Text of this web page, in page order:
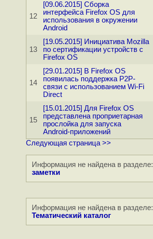
12
[09.06.2015] Сборка
интерфейса Firefox OS для
использования в окружении
Android
13
[19.05.2015] Инициатива Mozilla
по сертификации устройств с
Firefox OS
14
[29.01.2015] В Firefox OS
появилась поддержка P2P-
связи с использованием Wi-Fi
Direct
15
[15.01.2015] Для Firefox OS
представлена проприетарная
прослойка для запуска
Android-приложений
Следующая страница >>
Информация не найдена в разделе:
заметки
Информация не найдена в разделе:
Тематический каталог